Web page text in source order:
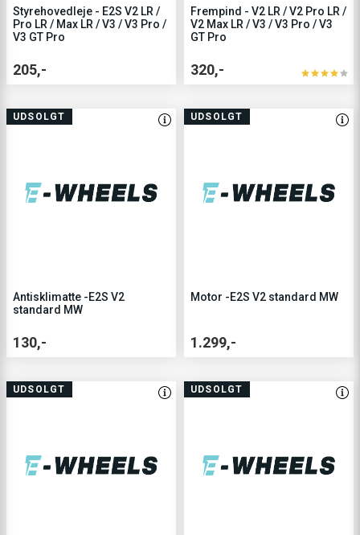
Styrehovedleje - E2S V2 LR /
Pro LR / Max LR / V3 / V3 Pro /
V3 GT Pro
205,-
Frempind - V2 LR / V2 Pro LR /
V2 Max LR / V3 / V3 Pro / V3
GT Pro
320,-
UDSOLGT
Antisklimatte -E2S V2
standard MW
130,-
UDSOLGT
Motor -E2S V2 standard MW
1.299,-
UDSOLGT UDSOLGT